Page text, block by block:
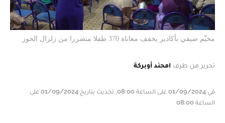
مخيَّم صيفي بأكادير يخفف معاناة 370 طفلا متضررا من زلزال الحوز
تحرير من طرف امحند أوبركة
في 01/09/2024 على الساعة 08:00, تحديث بتاريخ 01/09/2024 على
الساعة 08:00